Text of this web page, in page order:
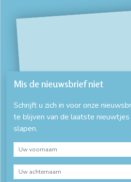
Mis de nieuwsbrief niet
Schrijft u zich in voor onze
te blijven van de laatste
slapen.